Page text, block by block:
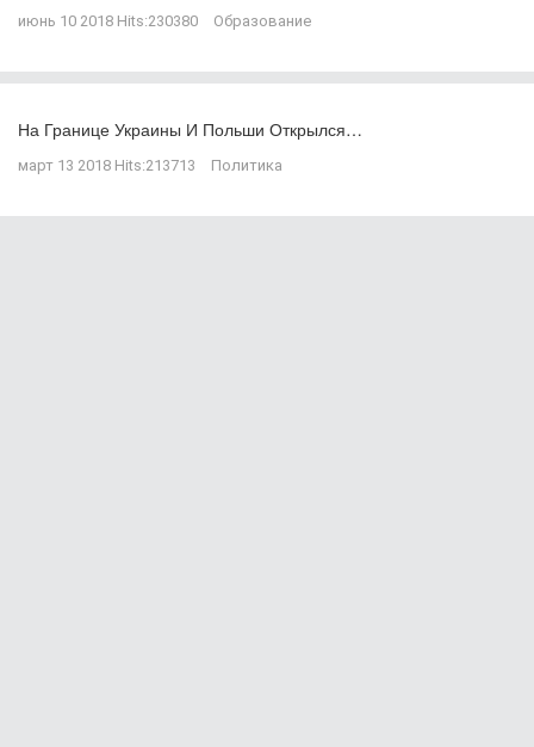
июнь 10 2018 Hits:230380 Образование
На Границе Украины И Польши Открылся…
март 13 2018 Hits:213713 Политика